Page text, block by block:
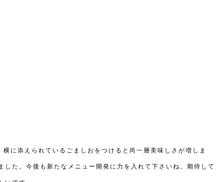
に添えられているごましおをつけると尚一層美味しさが増しま
た。今後も新たなメニュー開発に力を入れて下さいね。期待して